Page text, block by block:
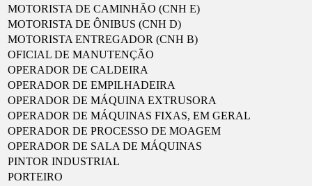
MOTORISTA DE CAMINHÃO (CNH E)
MOTORISTA DE ÔNIBUS (CNH D)
MOTORISTA ENTREGADOR (CNH B)
OFICIAL DE MANUTENÇÃO
OPERADOR DE CALDEIRA
OPERADOR DE EMPILHADEIRA
OPERADOR DE MÁQUINA EXTRUSORA
OPERADOR DE MÁQUINAS FIXAS, EM GERAL
OPERADOR DE PROCESSO DE MOAGEM
OPERADOR DE SALA DE MÁQUINAS
PINTOR INDUSTRIAL
PORTEIRO